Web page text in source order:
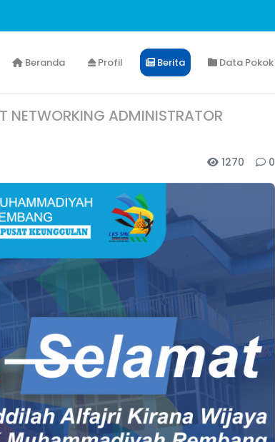
Beranda Profil Berita Data Pokok
NETWORKING ADMINISTRATOR
0
1270